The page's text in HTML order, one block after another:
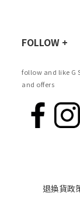
FOLLOW +
follow and like G
and offers
退換貨政